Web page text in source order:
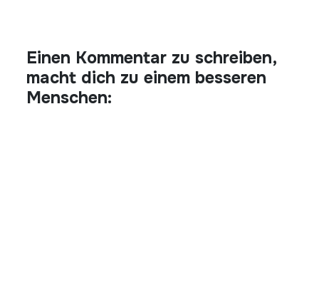
Einen Kommentar zu schreiben,
macht dich zu einem besseren
Menschen: